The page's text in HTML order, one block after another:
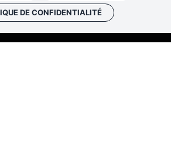
DE CONFIDENTIALITÉ
Faire un don